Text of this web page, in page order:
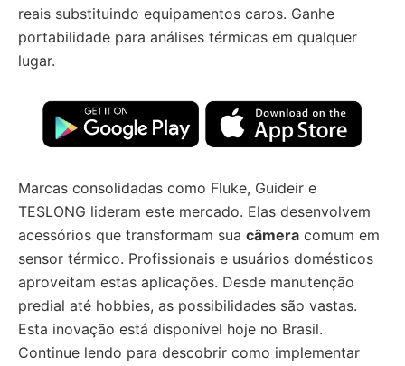
reais substituindo equipamentos caros. Ganhe
portabilidade para análises térmicas em qualquer
lugar.
Marcas consolidadas como Fluke, Guideir e
TESLONG lideram este mercado. Elas desenvolvem
acessórios que transformam sua câmera comum em
sensor térmico. Profissionais e usuários domésticos
aproveitam estas aplicações. Desde manutenção
predial até hobbies, as possibilidades são vastas.
Esta inovação está disponível hoje no Brasil.
Continue lendo para descobrir como implementar